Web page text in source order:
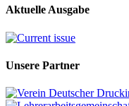
Aktuelle Ausgabe
Unsere Partner